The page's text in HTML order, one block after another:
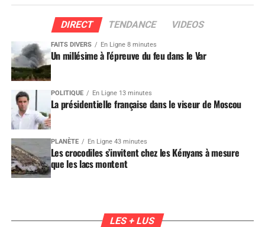
DIRECT TENDANCE VIDEOS
FAITS DIVERS En Ligne 8 minutes
Un millésime à l’épreuve du feu dans le Var
POLITIQUE En Ligne 13 minutes
La présidentielle française dans le viseur de Moscou
PLANÈTE En Ligne 43 minutes
Les crocodiles s’invitent chez les Kényans à mesure
que les lacs montent
LES + LUS